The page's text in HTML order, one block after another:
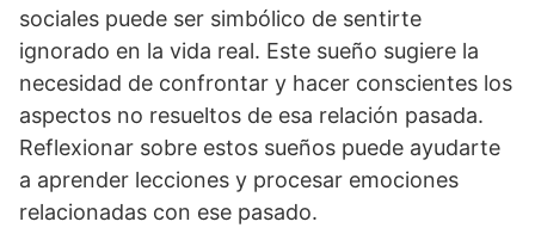
sociales puede ser simbólico de sentirte
ignorado en la vida real. Este sueño sugiere la
necesidad de confrontar y hacer conscientes los
aspectos no resueltos de esa relación pasada.
Reflexionar sobre estos sueños puede ayudarte
a aprender lecciones y procesar emociones
relacionadas con ese pasado.